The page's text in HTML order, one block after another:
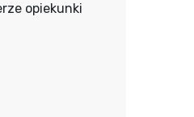
opiekunki